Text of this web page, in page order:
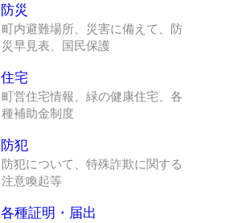
防災
町内避難場所、災害に備えて、防
災早見表、国民保護
住宅
町営住宅情報、緑の健康住宅、各
種補助金制度
防犯
防犯について、特殊詐欺に関する
注意喚起等
各種証明・届出